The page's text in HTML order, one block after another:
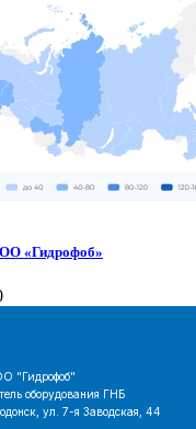
«Гидрофоб»
"Гидрофоб"
оборудования ГНБ
ул. 7-я Заводская, 44